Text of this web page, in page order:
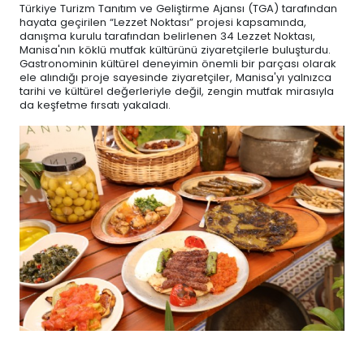
Türkiye Turizm Tanıtım ve Geliştirme Ajansı (TGA) tarafından
hayata geçirilen “Lezzet Noktası” projesi kapsamında,
danışma kurulu tarafından belirlenen 34 Lezzet Noktası,
Manisa'nın köklü mutfak kültürünü ziyaretçilerle buluşturdu.
Gastronominin kültürel deneyimin önemli bir parçası olarak
ele alındığı proje sayesinde ziyaretçiler, Manisa'yı yalnızca
tarihi ve kültürel değerleriyle değil, zengin mutfak mirasıyla
da keşfetme fırsatı yakaladı.